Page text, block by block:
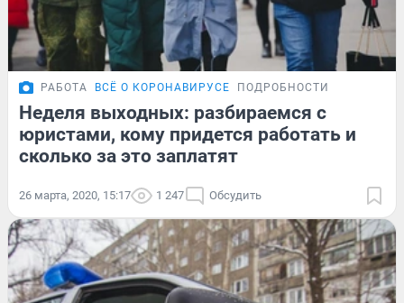
РАБОТА ВСЁ О КОРОНАВИРУСЕ ПОДРОБНОСТИ
Неделя выходных: разбираемся с
юристами, кому придется работать и
сколько за это заплатят
26 марта, 2020, 15:17 1 247 Обсудить